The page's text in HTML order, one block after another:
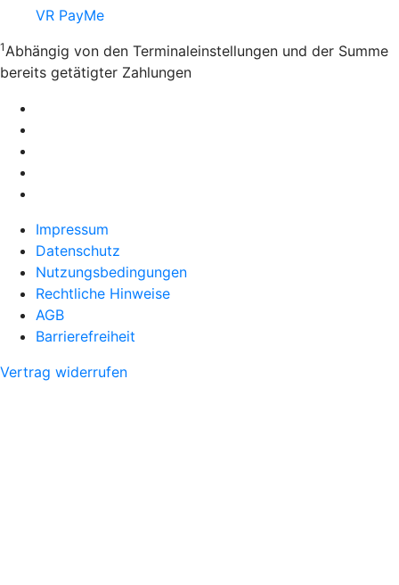
VR PayMe
1Abhängig von den Terminaleinstellungen und der Summe
bereits getätigter Zahlungen
Impressum
Datenschutz
Nutzungsbedingungen
Rechtliche Hinweise
AGB
Barrierefreiheit
Vertrag widerrufen